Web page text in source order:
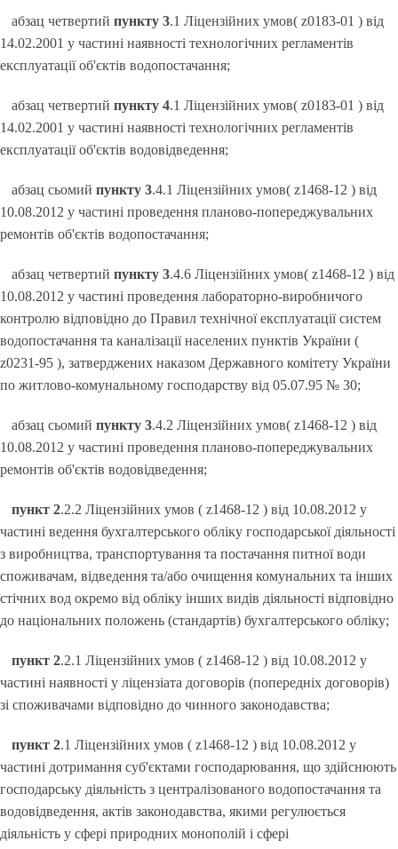
абзац четвертийпункту 3.1 Ліцензійних умов( z0183-01 ) від
14.02.2001 у частині наявності технологічних регламентів
експлуатації об'єктів водопостачання;
абзац четвертийпункту 4.1 Ліцензійних умов( z0183-01 ) від
14.02.2001 у частині наявності технологічних регламентів
експлуатації об'єктів водовідведення;
абзац сьомийпункту 3.4.1 Ліцензійних умов( z1468-12 ) від
10.08.2012 у частині проведення планово-попереджувальних
ремонтів об'єктів водопостачання;
абзац четвертийпункту 3.4.6 Ліцензійних умов( z1468-12 ) від
10.08.2012 у частині проведення лабораторно-виробничого
контролю відповідно до Правил технічної експлуатації систем
водопостачання та каналізації населених пунктів України (
z0231-95 ), затверджених наказом Державного комітету України
по житлово-комунальному господарству від 05.07.95 № 30;
абзац сьомийпункту 3.4.2 Ліцензійних умов( z1468-12 ) від
10.08.2012 у частині проведення планово-попереджувальних
ремонтів об'єктів водовідведення;
пункт 2.2.2 Ліцензійних умов ( z1468-12 ) від 10.08.2012 у
частині ведення бухгалтерського обліку господарської діяльності
з виробництва, транспортування та постачання питної води
споживачам, відведення та/або очищення комунальних та інших
стічних вод окремо від обліку інших видів діяльності відповідно
до національних положень (стандартів) бухгалтерського обліку;
пункт 2.2.1 Ліцензійних умов ( z1468-12 ) від 10.08.2012 у
частині наявності у ліцензіата договорів (попередніх договорів)
зі споживачами відповідно до чинного законодавства;
пункт 2.1 Ліцензійних умов ( z1468-12 ) від 10.08.2012 у
частині дотримання суб'єктами господарювання, що здійснюють
господарську діяльність з централізованого водопостачання та
водовідведення, актів законодавства, якими регулюється
діяльність у сфері природних монополій і сфері